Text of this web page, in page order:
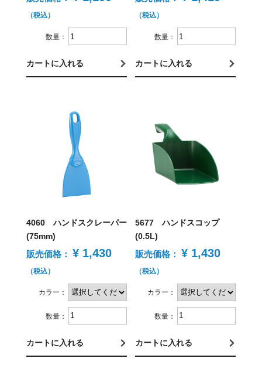
（税込）
数量：
カートに入れる
（税込）
数量：
カートに入れる
4060 ハンドスクレーパー
(75mm)
販売価格： ¥ 1,430
（税込）
カラー：
数量：
カートに入れる
5677 ハンドスコップ
(0.5L)
販売価格： ¥ 1,430
（税込）
カラー：
数量：
カートに入れる